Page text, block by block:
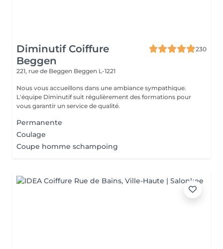
Diminutif Coiffure
Beggen
230
221, rue de Beggen Beggen L-1221
Nous vous accueillons dans une ambiance sympathique.
L'équipe Diminutif suit régulièrement des formations pour
vous garantir un service de qualité.
Permanente
Coulage
Coupe homme schampoing